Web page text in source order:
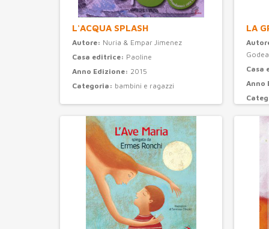
L'ACQUA SPLASH
Autore: Nuria & Empar Jimenez
Casa editrice: Paoline
Anno Edizione: 2015
Categoria: bambini e ragazzi
LA
Casa
Anno